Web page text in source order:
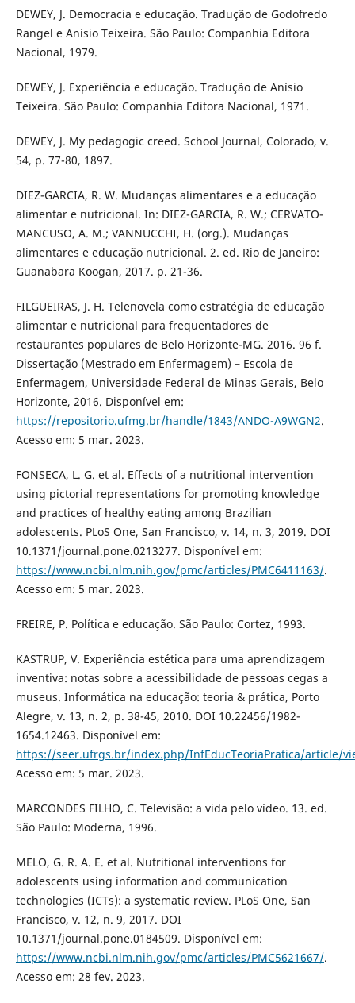
DEWEY, J. Democracia e educação. Tradução de Godofredo
Rangel e Anísio Teixeira. São Paulo: Companhia Editora
Nacional, 1979.
DEWEY, J. Experiência e educação. Tradução de Anísio
Teixeira. São Paulo: Companhia Editora Nacional, 1971.
DEWEY, J. My pedagogic creed. School Journal, Colorado, v.
54, p. 77-80, 1897.
DIEZ-GARCIA, R. W. Mudanças alimentares e a educação
alimentar e nutricional. In: DIEZ-GARCIA, R. W.; CERVATO-
MANCUSO, A. M.; VANNUCCHI, H. (org.). Mudanças
alimentares e educação nutricional. 2. ed. Rio de Janeiro:
Guanabara Koogan, 2017. p. 21-36.
FILGUEIRAS, J. H. Telenovela como estratégia de educação
alimentar e nutricional para frequentadores de
restaurantes populares de Belo Horizonte-MG. 2016. 96 f.
Dissertação (Mestrado em Enfermagem) – Escola de
Enfermagem, Universidade Federal de Minas Gerais, Belo
Horizonte, 2016. Disponível em:
https://repositorio.ufmg.br/handle/1843/ANDO-A9WGN2.
Acesso em: 5 mar. 2023.
FONSECA, L. G. et al. Effects of a nutritional intervention
using pictorial representations for promoting knowledge
and practices of healthy eating among Brazilian
adolescents. PLoS One, San Francisco, v. 14, n. 3, 2019. DOI
10.1371/journal.pone.0213277. Disponível em:
https://www.ncbi.nlm.nih.gov/pmc/articles/PMC6411163/.
Acesso em: 5 mar. 2023.
FREIRE, P. Política e educação. São Paulo: Cortez, 1993.
KASTRUP, V. Experiência estética para uma aprendizagem
inventiva: notas sobre a acessibilidade de pessoas cegas a
museus. Informática na educação: teoria & prática, Porto
Alegre, v. 13, n. 2, p. 38-45, 2010. DOI 10.22456/1982-
1654.12463. Disponível em:
https://seer.ufrgs.br/index.php/InfEducTeoriaPratica/article/
Acesso em: 5 mar. 2023.
MARCONDES FILHO, C. Televisão: a vida pelo vídeo. 13. ed.
São Paulo: Moderna, 1996.
MELO, G. R. A. E. et al. Nutritional interventions for
adolescents using information and communication
technologies (ICTs): a systematic review. PLoS One, San
Francisco, v. 12, n. 9, 2017. DOI
10.1371/journal.pone.0184509. Disponível em:
https://www.ncbi.nlm.nih.gov/pmc/articles/PMC5621667/.
Acesso em: 28 fev. 2023.